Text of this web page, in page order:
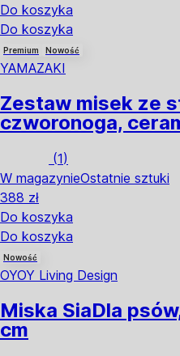
Do koszyka
Do koszyka
Premium Nowość
YAMAZAKI
Zestaw misek ze
czworonoga,
(1)
W magazynieOstatnie sztuki
388 zł
Do koszyka
Do koszyka
Nowość
OYOY Living Design
Miska SiaDla
cm